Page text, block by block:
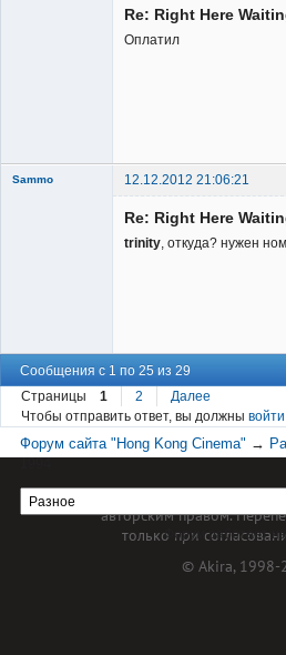
Re: Right Here
Оплатил
Sammo
12.12.2012 21:06:21
Re: Right Here
trinity, откуда? нужен
Сообщения с 1 по 25 из 29
Страницы
1 2
Далее
Чтобы отправить ответ, вы должны войти
Форум сайта "Hong Kong Cinema" →
Форум работает
авторским правом.
только при
© Akira, 1998-